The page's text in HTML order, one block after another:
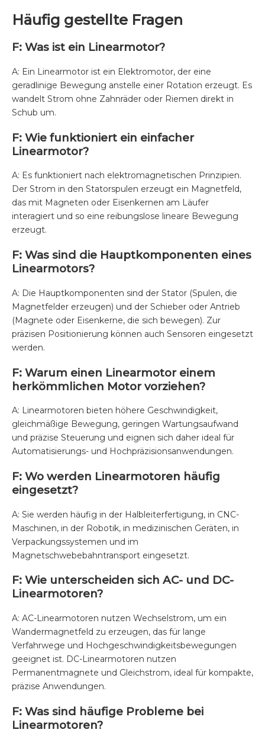
Häufig gestellte Fragen
F: Was ist ein Linearmotor?
A: Ein Linearmotor ist ein Elektromotor, der eine
geradlinige Bewegung anstelle einer Rotation erzeugt. Es
wandelt Strom ohne Zahnräder oder Riemen direkt in
Schub um.
F: Wie funktioniert ein einfacher
Linearmotor?
A: Es funktioniert nach elektromagnetischen Prinzipien.
Der Strom in den Statorspulen erzeugt ein Magnetfeld,
das mit Magneten oder Eisenkernen am Läufer
interagiert und so eine reibungslose lineare Bewegung
erzeugt.
F: Was sind die Hauptkomponenten eines
Linearmotors?
A: Die Hauptkomponenten sind der Stator (Spulen, die
Magnetfelder erzeugen) und der Schieber oder Antrieb
(Magnete oder Eisenkerne, die sich bewegen). Zur
präzisen Positionierung können auch Sensoren eingesetzt
werden.
F: Warum einen Linearmotor einem
herkömmlichen Motor vorziehen?
A: Linearmotoren bieten höhere Geschwindigkeit,
gleichmäßige Bewegung, geringen Wartungsaufwand
und präzise Steuerung und eignen sich daher ideal für
Automatisierungs- und Hochpräzisionsanwendungen.
F: Wo werden Linearmotoren häufig
eingesetzt?
A: Sie werden häufig in der Halbleiterfertigung, in CNC-
Maschinen, in der Robotik, in medizinischen Geräten, in
Verpackungssystemen und im
Magnetschwebebahntransport eingesetzt.
F: Wie unterscheiden sich AC- und DC-
Linearmotoren?
A: AC-Linearmotoren nutzen Wechselstrom, um ein
Wandermagnetfeld zu erzeugen, das für lange
Verfahrwege und Hochgeschwindigkeitsbewegungen
geeignet ist. DC-Linearmotoren nutzen
Permanentmagnete und Gleichstrom, ideal für kompakte,
präzise Anwendungen.
F: Was sind häufige Probleme bei
Linearmotoren?